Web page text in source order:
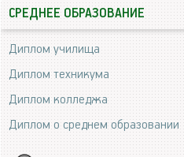
СРЕДНЕЕ ОБРАЗОВАНИЕ
Диплом училища
Диплом техникума
Диплом колледжа
Диплом о среднем образовании